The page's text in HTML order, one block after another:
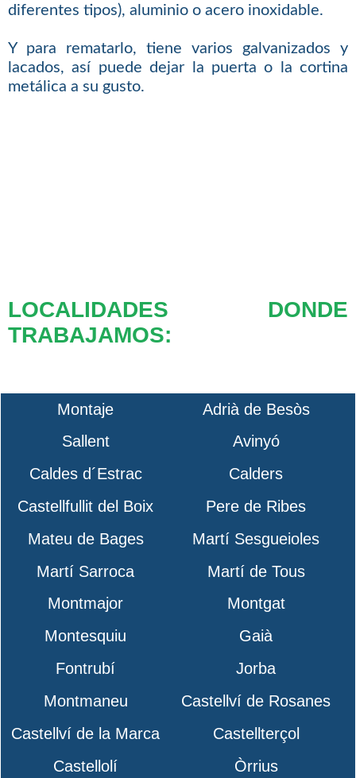
diferentes tipos), aluminio o acero inoxidable.
Y para rematarlo, tiene varios galvanizados y
lacados, así puede dejar la puerta o la cortina
metálica a su gusto.
LOCALIDADES DONDE
TRABAJAMOS:
Montaje
Adrià de Besòs
Sallent
Avinyó
Caldes d´Estrac
Calders
Castellfullit del Boix
Pere de Ribes
Mateu de Bages
Martí Sesgueioles
Martí Sarroca
Martí de Tous
Montmajor
Montgat
Montesquiu
Gaià
Fontrubí
Jorba
Montmaneu
Castellví de Rosanes
Castellví de la Marca
Castellterçol
Castellolí
Òrrius